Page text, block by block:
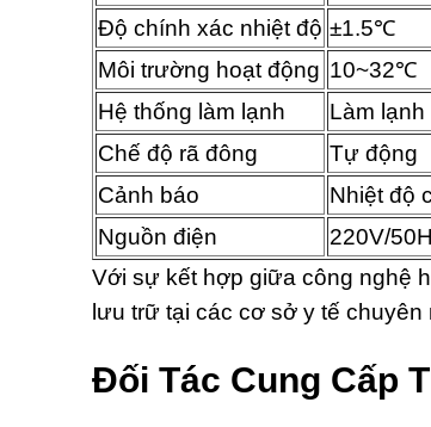
Độ chính xác nhiệt độ ±1.5℃
Môi trường hoạt động 10~32℃
Hệ thống làm lạnh
Làm
Chế độ rã đông
Tự động
Cảnh báo
Nhiệt độ
Nguồn điện
220V/
Với sự kết hợp giữa công nghệ
lưu trữ tại các cơ sở y tế chuyên
Đối Tác Cung Cấp